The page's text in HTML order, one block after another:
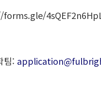
팀: